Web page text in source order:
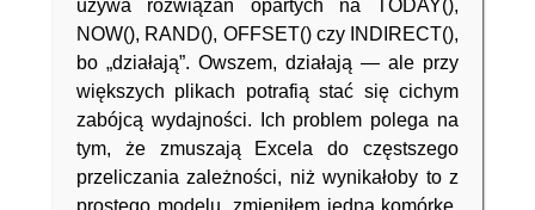
używa rozwiązań opartych na TODAY(),
NOW(), RAND(), OFFSET() czy INDIRECT(),
bo „działają”. Owszem, działają — ale przy
większych plikach potrafią stać się cichym
zabójcą wydajności. Ich problem polega na
tym, że zmuszają Excela do częstszego
przeliczania zależności, niż wynikałoby to z
prostego modelu „zmieniłem jedną komórkę,